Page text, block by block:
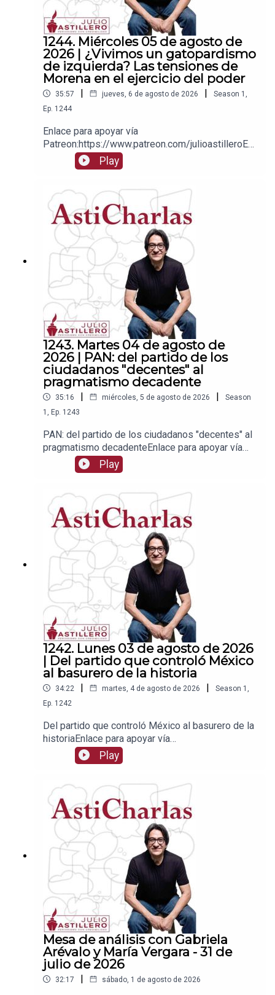
1244. Miércoles 05 de agosto de
2026 | ¿Vivimos un gatopardismo
de izquierda? Las tensiones de
Morena en el ejercicio del poder
35:57 | jueves, 6 de agosto de 2026 | Season 1
Ep. 1244
Enlace para apoyar vía
Patreon:https://www.patreon.com/julioastilleroEnl
ace para hacer donaciones vía
PayPal:https://www.paypal.me/julioastilleroCuent
nombre de Julio Hernández López:
1539408017CLABE: 012 320 01539408017
2Tienda:https://julioastillerotienda.com/
Play
1243. Martes 04 de agosto de
2026 | PAN: del partido de los
ciudadanos "decentes" al
pragmatismo decadente
35:16 | miércoles, 5 de agosto de 2026 |
Season
1
Ep. 1243
PAN: del partido de los ciudadanos "decentes" al
pragmatismo decadenteEnlace para apoyar vía
Patreon:https://www.patreon.com/julioastilleroEnl
ace para hacer donaciones vía
a para hacer transferencias a cuenta BBVA a
nombre de Julio Hernández López:
1539408017CLABE: 012 320 01539408017
2Tienda:https://julioastillerotienda.com/
Play
1242. Lunes 03 de agosto de 2026
| Del partido que controló México
al basurero de la historia
34:22 | martes, 4 de agosto de 2026 | Season 1
Ep. 1242
Del partido que controló México al basurero de la
historiaEnlace para apoyar vía
Patreon:https://www.patreon.com/julioastilleroEnl
ace para hacer donaciones vía
a para hacer transferencias a cuenta BBVA a
nombre de Julio Hernández López:
1539408017CLABE: 012 320 01539408017
2Tienda:https://julioastillerotienda.com/
Play
Mesa de análisis con Gabriela
Arévalo y María Vergara - 31 de
julio de 2026
32:17 | sábado, 1 de agosto de 2026